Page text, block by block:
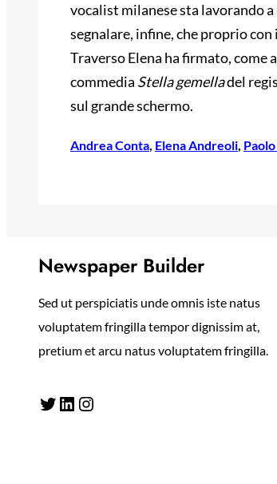
vocalist milanese sta lavorando
segnalare, infine, che proprio
Traverso Elena ha firmato, come
commedia Stella gemelladel
sul grande schermo.
Andrea Conta, Elena Andreoli,
Newspaper Builder
Sed ut perspiciatis unde omnis iste natus
voluptatem fringilla tempor dignissim at,
pretium et arcu natus voluptatem fringilla.
Twitter LinkedIn Instagram